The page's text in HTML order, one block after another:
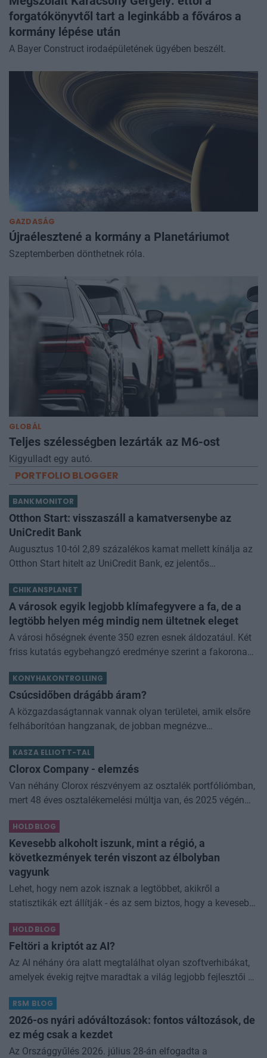
forgatókönyvtől tart a leginkább a főváros a
kormány lépése után
A Bayer Construct irodaépületének ügyében beszélt.
GAZDASÁG
Újraélesztené a kormány a Planetáriumot
Szeptemberben dönthetnek róla.
GLOBÁL
Teljes szélességben lezárták az M6-ost
Kigyulladt egy autó.
PORTFOLIO BLOGGER
BANKMONITOR
Otthon Start: visszaszáll a kamatversenybe az
UniCredit Bank
Augusztus 10-tól 2,89 százalékos kamat mellett kínálja az
Otthon Start hitelt az UniCredit Bank, ez jelentős
kamathoz képest. De arról sem s
CHIKANSPLANET
A városok egyik legjobb klímafegyvere a fa, de a
legtöbb helyen még mindig nem ültetnek eleget
A városi hőségnek évente 350 ezren esnek áldozatául. Két
friss kutatás egybehangzó eredménye szerint a fakorona
KONYHAKONTROLLING
Csúcsidőben drágább áram?
A közgazdaságtannak vannak olyan területei, amik elsőre
felháborítóan hangzanak, de jobban megnézve
némi kellemetlenséggel is járnak. Az
KASZA ELLIOTT-TAL
Clorox Company - elemzés
Van néhány Clorox részvényem az osztalék portfóliómban,
mert 48 éves osztalékemelési múltja van, és 2025 végén
dividend king-et. Azt
HOLDBLOG
Kevesebb alkoholt iszunk, mint a régió, a
következmények terén viszont az élbolyban
vagyunk
Lehet, hogy nem azok isznak a legtöbbet, akikről a
statisztikák ezt állítják - és az sem biztos, hogy a kevesebb
Kevesebb alkoholt iszunk
HOLDBLOG
Feltöri a kriptót az AI?
Az AI néhány óra alatt megtalálhat olyan szoftverhibákat,
amelyek évekig rejtve maradtak a világ legjobb fejlesztői és
különösen nagy...
RSM BLOG
2026-os nyári adóváltozások: fontos változások, de
ez még csak a kezdet
Az Országgyűlés 2026. július 28-án elfogadta a